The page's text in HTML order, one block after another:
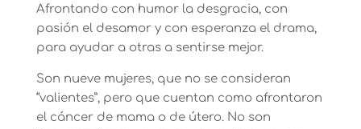
Afrontando con humor la desgracia, con
pasión el desamor y con esperanza el drama,
para ayudar a otras a sentirse mejor.
Son nueve mujeres, que no se consideran
“valientes”, pero que cuentan como afrontaron
el cáncer de mama o de útero. No son